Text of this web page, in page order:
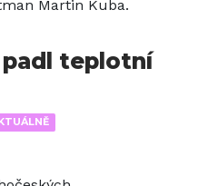
Martin Kuba.
teplotní